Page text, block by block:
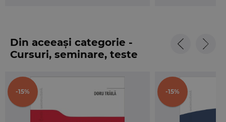
Din aceeași categorie -
Cursuri, seminare, teste
-15% -15%